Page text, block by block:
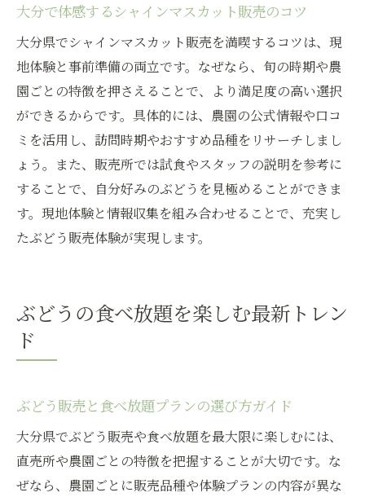
大分で体感するシャインマスカット販売のコツ
大分県でシャインマスカット販売を満喫するコツは、現
地体験と事前準備の両立です。なぜなら、旬の時期や農
園ごとの特徴を押さえることで、より満足度の高い選択
ができるからです。具体的には、農園の公式情報や口コ
ミを活用し、訪問時期やおすすめ品種をリサーチしまし
ょう。また、販売所では試食やスタッフの説明を参考に
することで、自分好みのぶどうを見極めることができま
す。現地体験と情報収集を組み合わせることで、充実し
たぶどう販売体験が実現します。
ぶどうの食べ放題を楽しむ最新トレン
ド
ぶどう販売と食べ放題プランの選び方ガイド
大分県でぶどう販売や食べ放題を最大限に楽しむには、
直売所や農園ごとの特徴を把握することが大切です。な
ぜなら、農園ごとに販売品種や体験プランの内容が異な